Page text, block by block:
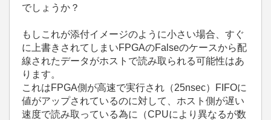
でしょうか？
もしこれが添付イメージのように小さい場合、すぐ
に上書きされてしまいFPGAのFalseのケースから配
線されたデータがホストで読み取られる可能性はあ
ります。
これはFPGA側が高速で実行され（25nsec）FIFOに
値がアップされているのに対して、ホスト側が遅い
速度で読み取っている為に（CPUにより異なるが数